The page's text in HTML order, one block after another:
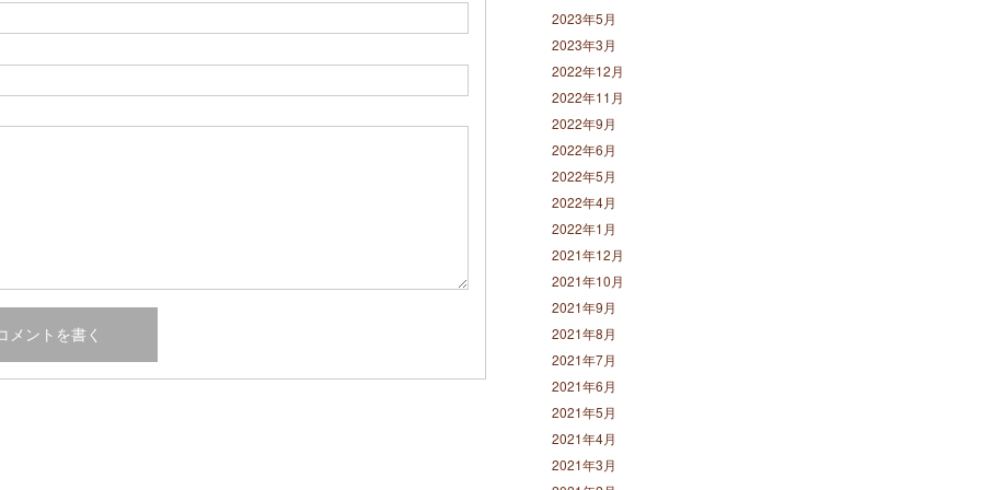
2023年5月
2023年3月
2022年12月
2022年11月
2022年9月
2022年6月
2022年5月
2022年4月
2022年1月
2021年12月
2021年10月
2021年9月
2021年8月
2021年7月
2021年6月
2021年5月
2021年4月
2021年3月